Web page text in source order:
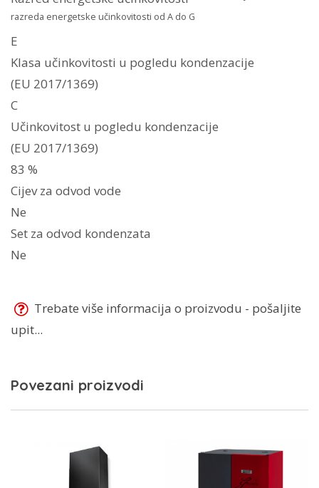
razreda energetske učinkovitosti od A do G
E
Klasa učinkovitosti u pogledu kondenzacije
(EU 2017/1369)
C
Učinkovitost u pogledu kondenzacije
(EU 2017/1369)
83 %
Cijev za odvod vode
Ne
Set za odvod kondenzata
Ne
Trebate više informacija o proizvodu - pošaljite
upit...
Povezani proizvodi